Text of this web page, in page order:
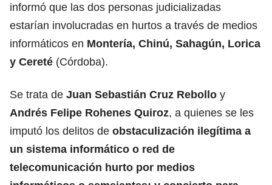
informó que las dos personas judicializadas
estarían involucradas en hurtos a través de medios
informáticos en Montería, Chinú, Sahagún, Lorica
y Cereté (Córdoba).
Se trata de Juan Sebastián Cruz Rebollo y
Andrés Felipe Rohenes Quiroz, a quienes se les
imputó los delitos de obstaculización ilegítima a
un sistema informático o red de
telecomunicación hurto por medios